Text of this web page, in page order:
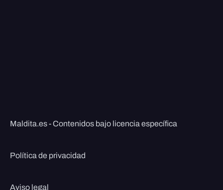
Maldita.es - Contenidos bajo licencia específica
Política de privacidad
Aviso legal